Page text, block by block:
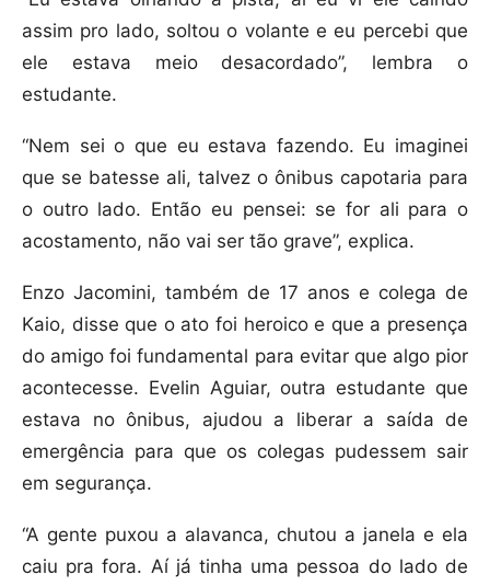
assim pro lado, soltou o volante e eu percebi que
ele estava meio desacordado”, lembra o
estudante.
“Nem sei o que eu estava fazendo. Eu imaginei
que se batesse ali, talvez o ônibus capotaria para
o outro lado. Então eu pensei: se for ali para o
acostamento, não vai ser tão grave”, explica.
Enzo Jacomini, também de 17 anos e colega de
Kaio, disse que o ato foi heroico e que a presença
do amigo foi fundamental para evitar que algo pior
acontecesse. Evelin Aguiar, outra estudante que
estava no ônibus, ajudou a liberar a saída de
emergência para que os colegas pudessem sair
em segurança.
“A gente puxou a alavanca, chutou a janela e ela
caiu pra fora. Aí já tinha uma pessoa do lado de